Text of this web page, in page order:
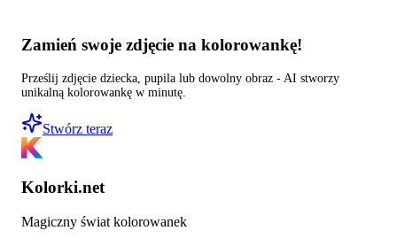
Zamień swoje zdjęcie na kolorowankę!
Prześlij zdjęcie dziecka, pupila lub dowolny obraz - AI stworzy
unikalną kolorowankę w minutę.
Stwórz teraz
Kolorki.net
Magiczny świat kolorowanek